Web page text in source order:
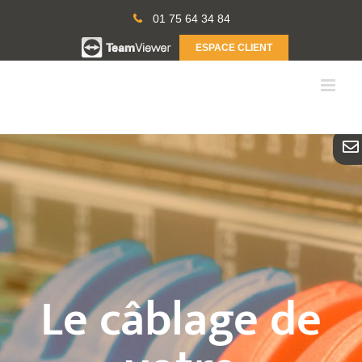
01 75 64 34 84
ESPACE CLIENT
Le câblage de